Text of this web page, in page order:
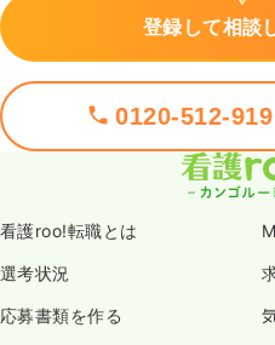
登録して相談
0120-512-919
看護roo!転職とは
選考状況
応募書類を作る